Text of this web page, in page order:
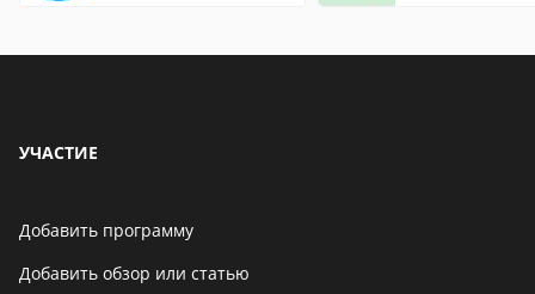
УЧАСТИЕ
Добавить программу
Добавить обзор или статью